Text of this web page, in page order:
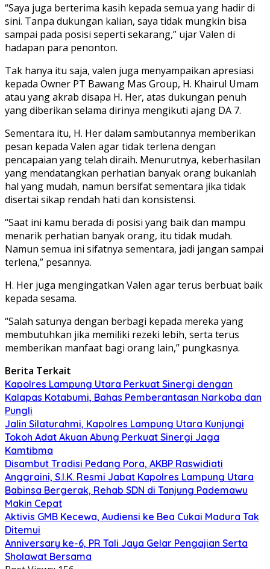
“Saya juga berterima kasih kepada semua yang hadir di
sini. Tanpa dukungan kalian, saya tidak mungkin bisa
sampai pada posisi seperti sekarang,” ujar Valen di
hadapan para penonton.
Tak hanya itu saja, valen juga menyampaikan apresiasi
kepada Owner PT Bawang Mas Group, H. Khairul Umam
atau yang akrab disapa H. Her, atas dukungan penuh
yang diberikan selama dirinya mengikuti ajang DA 7.
Sementara itu, H. Her dalam sambutannya memberikan
pesan kepada Valen agar tidak terlena dengan
pencapaian yang telah diraih. Menurutnya, keberhasilan
yang mendatangkan perhatian banyak orang bukanlah
hal yang mudah, namun bersifat sementara jika tidak
disertai sikap rendah hati dan konsistensi.
“Saat ini kamu berada di posisi yang baik dan mampu
menarik perhatian banyak orang, itu tidak mudah.
Namun semua ini sifatnya sementara, jadi jangan sampai
terlena,” pesannya.
H. Her juga mengingatkan Valen agar terus berbuat baik
kepada sesama.
“Salah satunya dengan berbagi kepada mereka yang
membutuhkan jika memiliki rezeki lebih, serta terus
memberikan manfaat bagi orang lain,” pungkasnya.
Berita Terkait
Kapolres Lampung Utara Perkuat Sinergi dengan
Kalapas Kotabumi, Bahas Pemberantasan Narkoba dan
Pungli
Jalin Silaturahmi, Kapolres Lampung Utara Kunjungi
Tokoh Adat Akuan Abung Perkuat Sinergi Jaga
Kamtibma
Disambut Tradisi Pedang Pora, AKBP Raswidiati
Anggraini, S.I.K. Resmi Jabat Kapolres Lampung Utara
Babinsa Bergerak, Rehab SDN di Tanjung Pademawu
Makin Cepat
Aktivis GMB Kecewa, Audiensi ke Bea Cukai Madura Tak
Ditemui
Anniversary ke-6, PR Tali Jaya Gelar Pengajian Serta
Sholawat Bersama